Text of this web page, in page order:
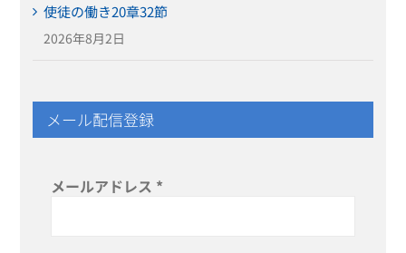
使徒の働き20章32節
2026年8月2日
メール配信登録
メールアドレス *